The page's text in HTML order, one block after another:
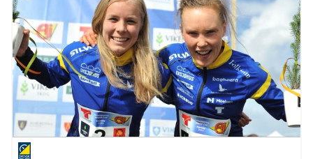
Löfbergs, McDonald’s Sverige, Preem, Stena Recycling
och Swedbank.